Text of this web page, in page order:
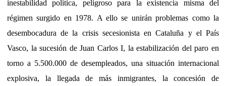
inestabilidad política, peligroso para la existencia misma del
régimen surgido en 1978. A ello se unirán problemas como la
desembocadura de la crisis secesionista en Cataluña y el País
Vasco, la sucesión de Juan Carlos I, la estabilización del paro en
torno a 5.500.000 de desempleados, una situación internacional
explosiva, la llegada de más inmigrantes, la concesión de